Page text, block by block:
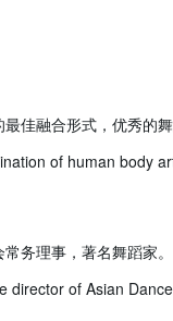
佳融合形式，优秀的
of human body
务理事，著名舞蹈家。
director of Asian